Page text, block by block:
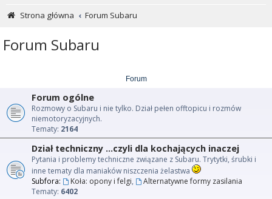
Strona główna
Forum Subaru
Forum Subaru
Forum
Forum ogólne
Rozmowy o Subaru i nie tylko. Dział pełen offtopicu i rozmów
niemotoryzacyjnych.
Tematy: 2164
Dział techniczny ...czyli dla kochających inaczej
Pytania i problemy techniczne związane z Subaru. Trytytki, śrubki i
inne tematy dla maniaków niszczenia żelastwa
Subfora:
Koła: opony i felgi,
Alternatywne formy zasilania
Tematy: 6402